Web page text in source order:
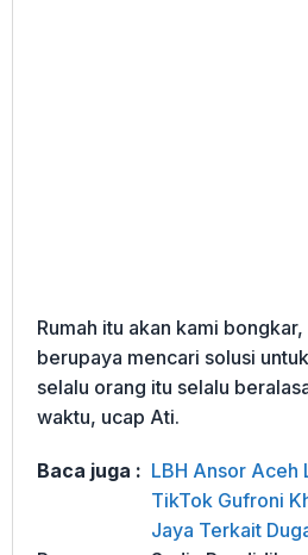
Rumah itu akan kami
berupaya mencari solusi
selalu orang itu selalu
waktu, ucap Ati.
Baca juga : LBH Ansor Aceh
TikTok Gufroni
Jaya Terkait